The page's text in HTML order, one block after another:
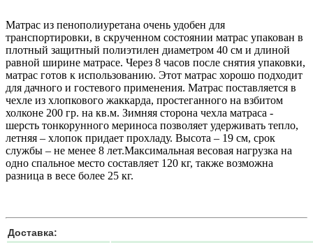
Матрас из пенополиуретана очень удобен для
транспортировки, в скрученном состоянии матрас упакован в
плотный защитный полиэтилен диаметром 40 см и длиной
равной ширине матрасе. Через 8 часов после снятия упаковки,
матрас готов к использованию. Этот матрас хорошо подходит
для дачного и гостевого применения. Матрас поставляется в
чехле из хлопкового жаккарда, простеганного на взбитом
холконе 200 гр. на кв.м. Зимняя сторона чехла матраса -
шерсть тонкорунного мериноса позволяет удерживать тепло,
летняя – хлопок придает прохладу. Высота – 19 см, срок
службы – не менее 8 лет.Максимальная весовая нагрузка на
одно спальное место составляет 120 кг, также возможна
разница в весе более 25 кг.
Доставка: